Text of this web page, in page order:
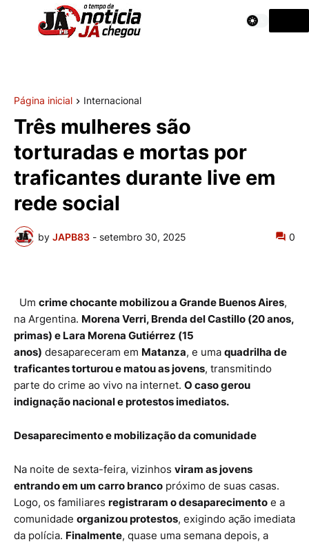
Página inicial Internacional
Três mulheres são
torturadas e mortas por
traficantes durante live em
rede social
by JAPB83 - setembro 30, 2025 0
Um crime chocante mobilizou a Grande Buenos Aires,
na Argentina. Morena Verri, Brenda del Castillo (20 anos,
primas) e Lara Morena Gutiérrez (15
anos) desapareceram em Matanza, e uma quadrilha de
traficantes torturou e matou as jovens, transmitindo
parte do crime ao vivo na internet. O caso gerou
indignação nacional e protestos imediatos.
Desaparecimento e mobilização da comunidade
Na noite de sexta-feira, vizinhos viram as jovens
entrando em um carro branco próximo de suas casas.
Logo, os familiares registraram o desaparecimento e a
comunidade organizou protestos, exigindo ação imediata
da polícia. Finalmente, quase uma semana depois, a